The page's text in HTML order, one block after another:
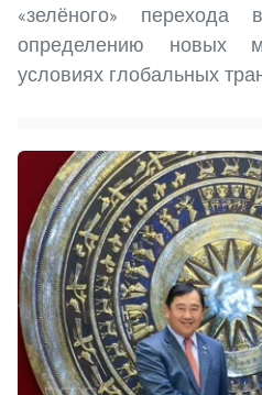
«зелёного»
определению новых
условиях глобальных